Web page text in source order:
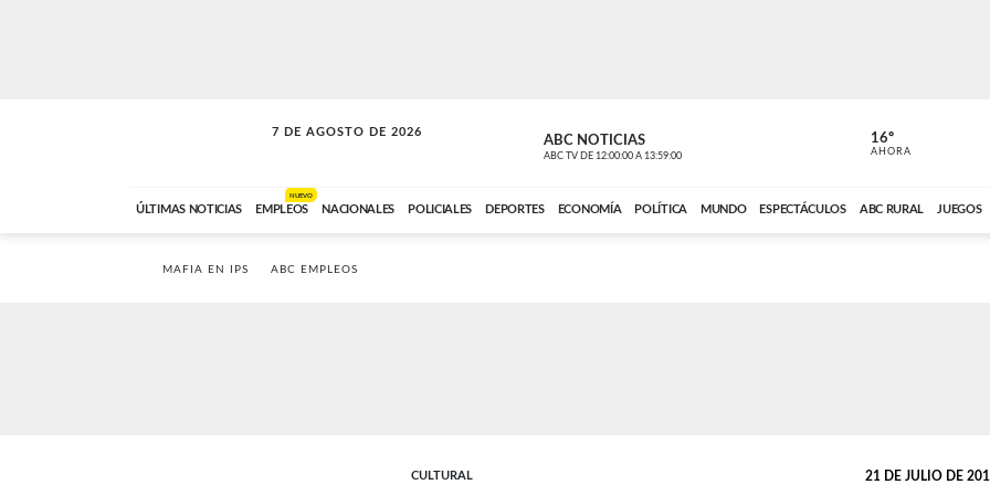
7 DE AGOSTO DE 2026
A DE LA TARDE ABC NOTICIAS
ABC TV DE 12:00:00 A 13:59:00 ABC CARDINAL
16º
AHORA
ÚLTIMAS NOTICIAS EMPLEOS
NUEVO
NACIONALES POLICIALES DEPORTES ECONOMÍA POLÍTICA MUNDO ESPECTÁCULOS ABC RURAL JUEGOS
MAFIA EN IPS ABC EMPLEOS
CULTURAL 21 DE JULIO DE